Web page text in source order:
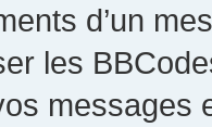
d’un
les
messages